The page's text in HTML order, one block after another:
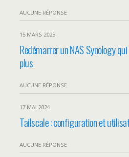
AUCUNE RÉPONSE
15 MARS 2025
Redémarrer un NAS Synology
plus
AUCUNE RÉPONSE
17 MAI 2024
Tailscale : configuration et
AUCUNE RÉPONSE